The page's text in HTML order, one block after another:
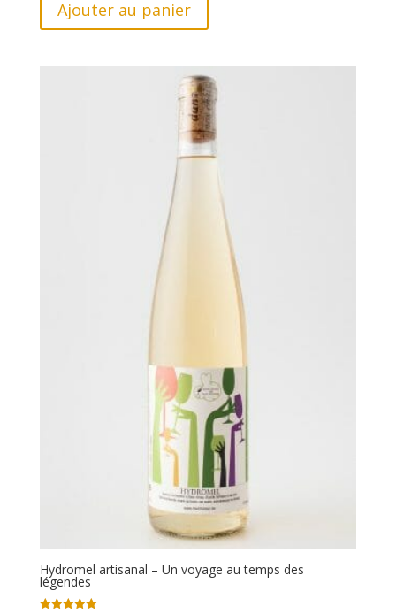
initial
était :
actuel
est :
Ajouter au panier
Hydromel artisanal – Un voyage au temps des
légendes